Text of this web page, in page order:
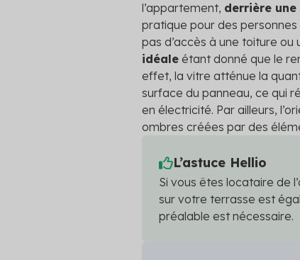
l’appartement, derrière
pratique pour des
pas d’accès à une toiture ou
idéale étant donné que le
effet, la vitre atténue la
surface du panneau, ce qui
en électricité. Par ailleurs,
ombres créées par des
L’astuce Hellio
Si vous êtes locataire de
sur votre terrasse est
préalable est nécessaire.